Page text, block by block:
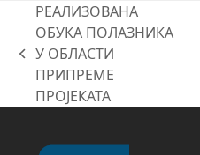
previous
post:
РЕАЛИЗОВАНА
ОБУКА ПОЛАЗНИКА
У ОБЛАСТИ
ПРИПРЕМЕ
ПРОЈЕКАТА